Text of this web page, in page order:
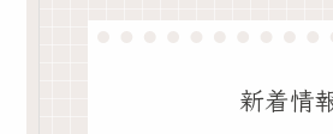
新着情